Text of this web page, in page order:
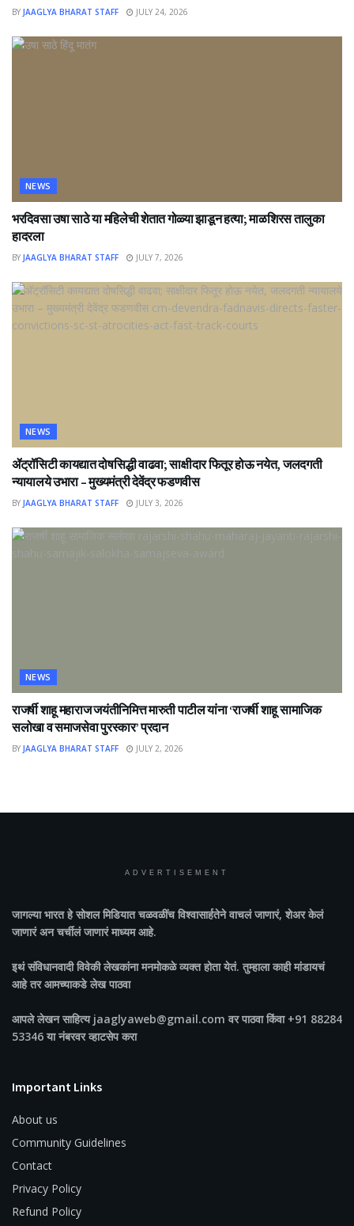
BY JAAGLYA BHARAT STAFF JULY 24, 2026
NEWS
भरदिवसा उषा साठे या महिलेची शेतात गोळ्या झाडून हत्या; माळशिरस तालुका
हादरला
BY JAAGLYA BHARAT STAFF JULY 7, 2026
NEWS
ॲट्रॉसिटी कायद्यात दोषसिद्धी वाढवा; साक्षीदार फितूर होऊ नयेत, जलदगती
न्यायालये उभारा – मुख्यमंत्री देवेंद्र फडणवीस
BY JAAGLYA BHARAT STAFF JULY 3, 2026
NEWS
राजर्षी शाहू महाराज जयंतीनिमित्त मारुती पाटील यांना ‘राजर्षी शाहू सामाजिक
सलोखा व समाजसेवा पुरस्कार’ प्रदान
BY JAAGLYA BHARAT STAFF JULY 2, 2026
ADVERTISEMENT
जागल्या भारतहे सोशल मिडियात चळवळींच विश्वासार्हतेने वाचलं जाणारं, शेअर केलं
जाणारं अन चर्चीलं जाणारं माध्यम आहे.
इथं संविधानवादी विवेकी लेखकांना मनमोकळे व्यक्त होता येतं. तुम्हाला काही मांडायचं
आहे तर आमच्याकडे लेख पाठवा
आपले लेखन साहित्य jaaglyaweb@gmail.com वर पाठवा किंवा +91 88284
53346 या नंबरवर व्हाटसेप करा
Important Links
About us
Community Guidelines
Contact
Privacy Policy
Refund Policy